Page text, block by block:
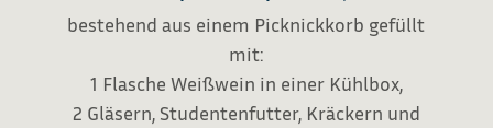
bestehend aus einem Picknickkorb gefüllt
mit:
1 Flasche Weißwein in einer Kühlbox,
2 Gläsern, Studentenfutter, Kräckern und